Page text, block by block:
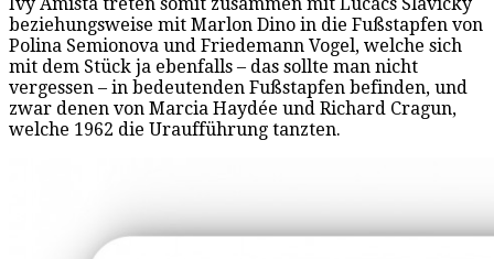
beziehungsweise mit Marlon Dino in die Fußstapfen von
Polina Semionova und Friedemann Vogel, welche sich
mit dem Stück ja ebenfalls – das sollte man nicht
vergessen – in bedeutenden Fußstapfen befinden, und
zwar denen von Marcia Haydée und Richard Cragun,
welche 1962 die Uraufführung tanzten.